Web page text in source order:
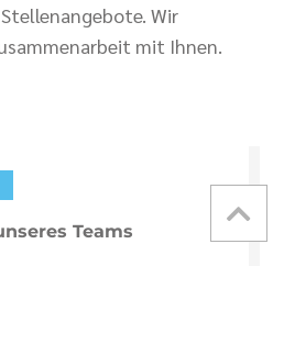
Wir
mit Ihnen.
Teams